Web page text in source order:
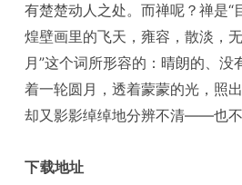
有楚楚动人之处。而禅呢？禅是“
煌壁画里的飞天，雍容，散淡，
月”这个词所形容的：晴朗的、没
着一轮圆月，透着蒙蒙的光，照
却又影影绰绰地分辨不清——也不
下载地址